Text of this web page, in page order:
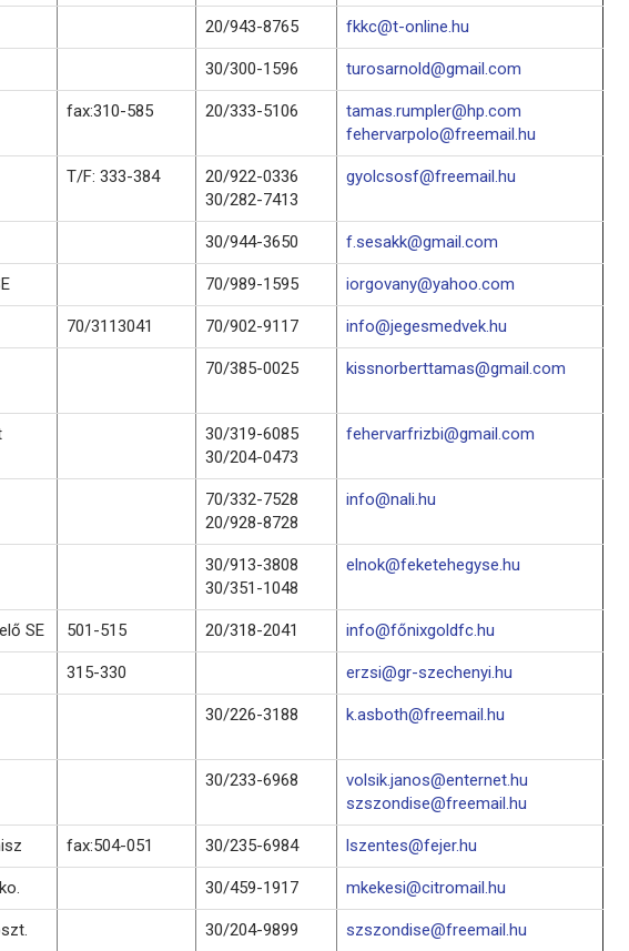
20/943-8765 fkkc@t-online.hu
30/300-1596 turosarnold@gmail.com
fax:310-585 20/333-5106
tamas.rumpler@hp.com
fehervarpolo@freemail.hu
T/F: 333-384
20/922-0336
30/282-7413
gyolcsosf@freemail.hu
30/944-3650 f.sesakk@gmail.com
70/989-1595 iorgovany@yahoo.com
70/3113041 70/902-9117 info@jegesmedvek.hu
70/385-0025 kissnorberttamas@gmail.com
30/319-6085
30/204-0473
fehervarfrizbi@gmail.com
70/332-7528
20/928-8728
info@nali.hu
30/913-3808
30/351-1048
elnok@feketehegyse.hu
SE 501-515 20/318-2041 info@főnixgoldfc.hu
315-330 erzsi@gr-szechenyi.hu
30/226-3188 k.asboth@freemail.hu
30/233-6968
volsik.janos@enternet.hu
szszondise@freemail.hu
fax:504-051 30/235-6984 lszentes@fejer.hu
30/459-1917 mkekesi@citromail.hu
30/204-9899 szszondise@freemail.hu